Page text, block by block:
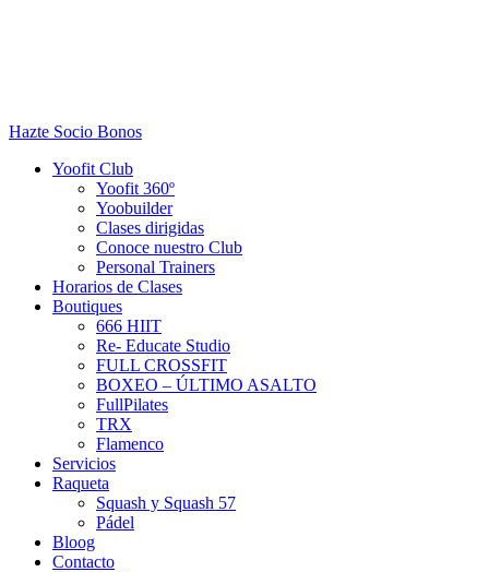
Hazte Socio Bonos
Yoofit Club
Yoofit 360º
Yoobuilder
Clases dirigidas
Conoce nuestro Club
Personal Trainers
Horarios de Clases
Boutiques
666 HIIT
Re- Educate Studio
FULL CROSSFIT
BOXEO – ÚLTIMO ASALTO
FullPilates
TRX
Flamenco
Servicios
Raqueta
Squash y Squash 57
Pádel
Bloog
Contacto